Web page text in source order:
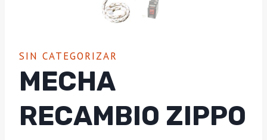
SIN CATEGORIZAR
MECHA
RECAMBIO ZIPPO